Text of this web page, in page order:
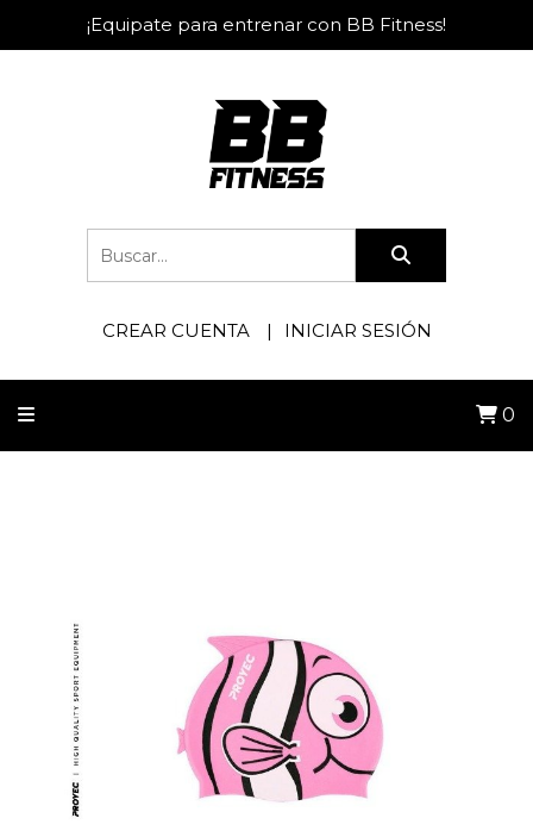
¡Equipate para entrenar con BB Fitness!
CREAR CUENTA INICIAR SESIÓN
0